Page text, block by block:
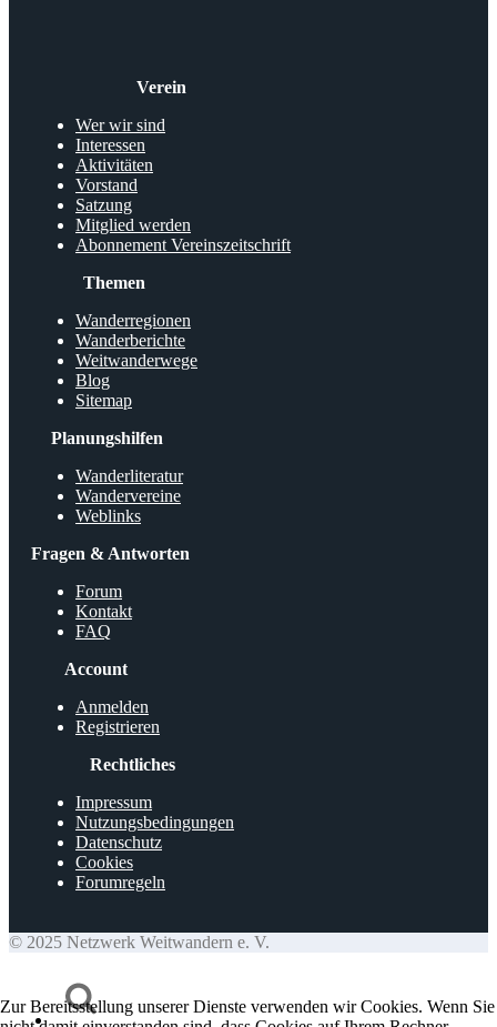
Verein
Wer wir sind
Interessen
Aktivitäten
Vorstand
Satzung
Mitglied werden
Abonnement Vereinszeitschrift
Themen
Wanderregionen
Wanderberichte
Weitwanderwege
Blog
Sitemap
Planungshilfen
Wanderliteratur
Wandervereine
Weblinks
Fragen & Antworten
Forum
Kontakt
FAQ
Account
Anmelden
Registrieren
Rechtliches
Impressum
Nutzungsbedingungen
Datenschutz
Cookies
Forumregeln
© 2025 Netzwerk Weitwandern e. V.
Zur Bereitsstellung unserer Dienste verwenden wir Cookies. Wenn Sie